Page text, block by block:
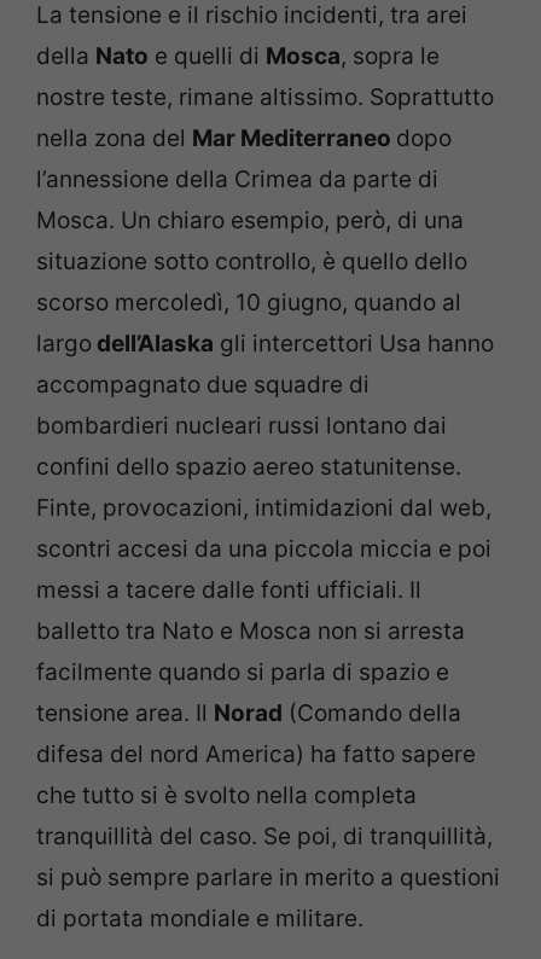
La tensione e il rischio incidenti, tra arei
della Nato e quelli di Mosca, sopra le
nostre teste, rimane altissimo. Soprattutto
nella zona del Mar Mediterraneo dopo
l’annessione della Crimea da parte di
Mosca. Un chiaro esempio, però, di una
situazione sotto controllo, è quello dello
scorso mercoledì, 10 giugno, quando al
largo dell’Alaska gli intercettori Usa hanno
accompagnato due squadre di
bombardieri nucleari russi lontano dai
confini dello spazio aereo statunitense.
Finte, provocazioni, intimidazioni dal web,
scontri accesi da una piccola miccia e poi
messi a tacere dalle fonti ufficiali. Il
balletto tra Nato e Mosca non si arresta
facilmente quando si parla di spazio e
tensione area. Il Norad (Comando della
difesa del nord America) ha fatto sapere
che tutto si è svolto nella completa
tranquillità del caso. Se poi, di tranquillità,
si può sempre parlare in merito a questioni
di portata mondiale e militare.